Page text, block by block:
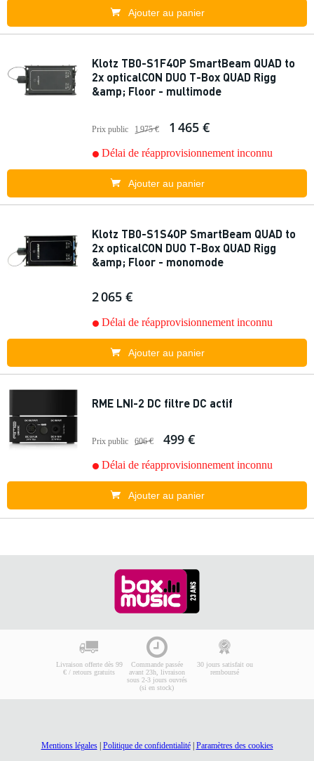
Ajouter au panier
Klotz TB0-S1F4OP SmartBeam QUAD to
2x opticalCON DUO T-Box QUAD Rigg
&amp; Floor - multimode
Prix public 1 975 € 1 465 €
Délai de réapprovisionnement inconnu
Ajouter au panier
Klotz TB0-S1S4OP SmartBeam QUAD to
2x opticalCON DUO T-Box QUAD Rigg
&amp; Floor - monomode
2 065 €
Délai de réapprovisionnement inconnu
Ajouter au panier
RME LNI-2 DC filtre DC actif
Prix public 606 € 499 €
Délai de réapprovisionnement inconnu
Ajouter au panier
Livraison offerte dès 99
€ / retours gratuits
Commande passée
avant 23h, livraison
sous 2-3 jours ouvrés
(si en stock)
30 jours satisfait ou
remboursé
Mentions légales| Politique de confidentialité| Paramètres des cookies